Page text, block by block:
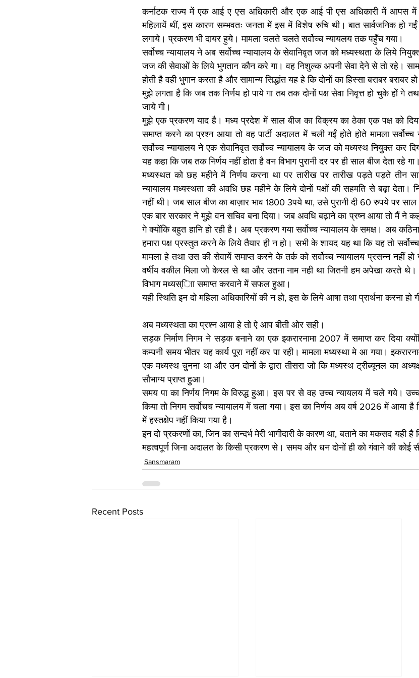
कर्नाटक राज्य में एक आई ए एस अधिकारी और एक आई पी एस अधिकारी में आपस में
महिलायें थीं, इस कारण सम्भवतः जनता में इस में विशेष रुचि थी। बात सार्वजनिक हो
लगाये। प्रकरण भी दायर हुये। मामला चलते चलते सर्वोच्च न्यायलय तक पहुॅंच गया।
सर्वोच्च न्यायालय ने अब सर्वोच्च न्यायालय के सेवानिवृत जज को मध्यस्थता के लिये
जज की सेवाओं के लिये भुगतान कौन करे गा। वह निशुल्क अपनी सेवा देने से तो रहे।
होती है वही भुगान करता है और सामान्य सिद्धांत यह हे कि दोनों का हिस्सा बराबर बराबर हो
मुझे लगता है कि जब तक निर्णय हो पाये गा तब तक दोनों पक्ष सेवा निवृत्त हो चुके होें गे
जाये गी।
मुझे एक प्रकरण याद है। मध्य प्रदेश में साल बीज का विक्रय का ठेका एक पक्ष को
समाप्त करने का प्रश्न आया तो वह पार्टी अदालत में चली गईं होते होते मामला
सर्वोच्च न्यायालय ने एक सेवानिवृत सर्वोच्च न्यायालय के जज को मध्यस्थ नियुक्त कर
यह कहा कि जब तक निर्णय नहीं होता है वन विभाग पुरानी दर पर ही साल बीज देता रहे गा।
मध्यस्थत को छह महीने में निर्णय करना था पर तारीख पर तारीख पड़ते पड़ते तीन
न्यायालय मध्यस्थता की अवधि छह महीने के लिये दोनों पक्षों की सहमति से बढ़ा देता।
नहीं थी। जब साल बीज का बाज़ार भाव 1800 3पये था, उसे पुरानी दी 60 रुपये पर साल
एक बार सरकार ने मुझे वन सचिव बना दिया। जब अवधि बढ़ाने का प्रष्न आया तो मैं ने
गे क्योंकि बहुत हानि हो रही है। अब प्रकरण गया सर्वोच्च न्यायालय के समक्ष। अब
हमारा पक्ष प्रस्तुत करने के लिये तैयार ही न हो। सभी के शायद यह था कि यह तो
मामला हे तथा उस की सेवायें समाप्त करने के तर्क को सर्वोच्च न्यायालय प्रसन्न नहीं
वर्षीय वकील मिला जो केरल से था और उतना नाम नही था जितनी हम अपेखा करते
विभाग मध्यस्ािा समाप्त करवाने में सफल हुआ।
यही स्थिति इन दो महिला अधिकारियों की न हो, इस के लिये आषा तथा प्रार्थना करना हो
अब मध्यस्थता का प्रश्न आया हे तो ऐ आप बीती ओर सही।
सड़क निर्माण निगम ने सड़क बनाने का एक इकरारनामा 2007 में समाप्त कर दिया
कम्पनी समय भीतर यह कार्य पूरा नहीं कर पा रही। मामला मध्यस्था मे आ गया।
एक मध्यस्थ चुनना था और उन दोनों के द्वारा तीसरा जो कि मध्यस्थ ट्रीब्यूनल का
सौभाग्य प्राप्त हुआ।
समय पा का निर्णय निगम के विरुद्ध हुआ। इस पर से वह उच्च न्यायलय में चले गये।
किया तो निगम सर्वोचच न्यायालय में चला गया। इस का निर्णय अब वर्ष 2026 में आया है
में हस्तक्षेप नहीं किया गया है।
इन दो प्रकरणों का, जिन का सन्दर्भ मेरी भागीदारी के कारण था, बताने का मकसद यही
महत्वपूर्ण जिना अदालत के किसी प्रकरण से। समय और धन दोनों ही को गंवाने की कोई
Sansmaram
Recent Posts